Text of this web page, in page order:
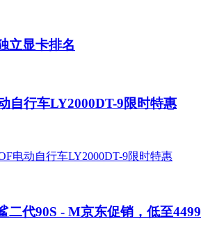
立显卡排名
自行车LY2000DT-9限时特惠
二代90S - M京东促销，低至4499